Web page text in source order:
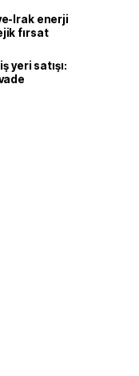
Irak enerji
fırsat
yeri satışı: